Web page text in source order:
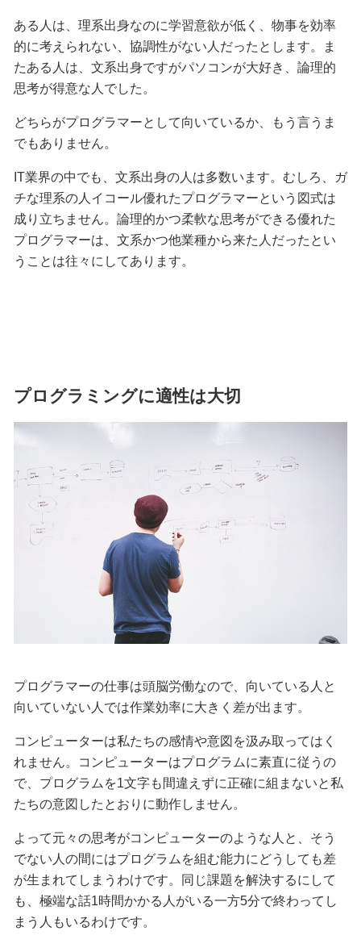
ある人は、理系出身なのに学習意欲が低く、物事を効率
的に考えられない、協調性がない人だったとします。ま
たある人は、文系出身ですがパソコンが大好き、論理的
思考が得意な人でした。
どちらがプログラマーとして向いているか、もう言うま
でもありません。
IT業界の中でも、文系出身の人は多数います。むしろ、ガ
チな理系の人イコール優れたプログラマーという図式は
成り立ちません。論理的かつ柔軟な思考ができる優れた
プログラマーは、文系かつ他業種から来た人だったとい
うことは往々にしてあります。
プログラミングに適性は大切
プログラマーの仕事は頭脳労働なので、向いている人と
向いていない人では作業効率に大きく差が出ます。
コンピューターは私たちの感情や意図を汲み取ってはく
れません。コンピューターはプログラムに素直に従うの
で、プログラムを1文字も間違えずに正確に組まないと私
たちの意図したとおりに動作しません。
よって元々の思考がコンピューターのような人と、そう
でない人の間にはプログラムを組む能力にどうしても差
が生まれてしまうわけです。同じ課題を解決するにして
も、極端な話1時間かかる人がいる一方5分で終わってし
まう人もいるわけです。